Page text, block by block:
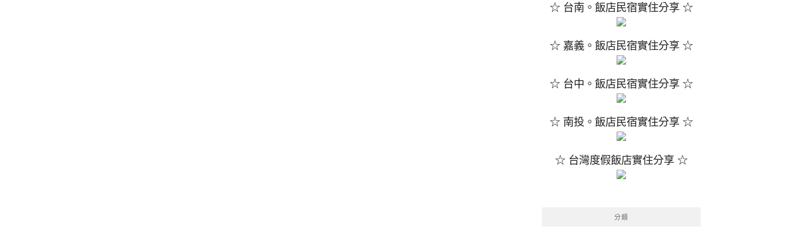
☆ 台南。飯店民宿實住分享 ☆
☆ 嘉義。飯店民宿實住分享 ☆
☆ 台中。飯店民宿實住分享 ☆
☆ 南投。飯店民宿實住分享 ☆
☆ 台灣度假飯店實住分享 ☆
分類